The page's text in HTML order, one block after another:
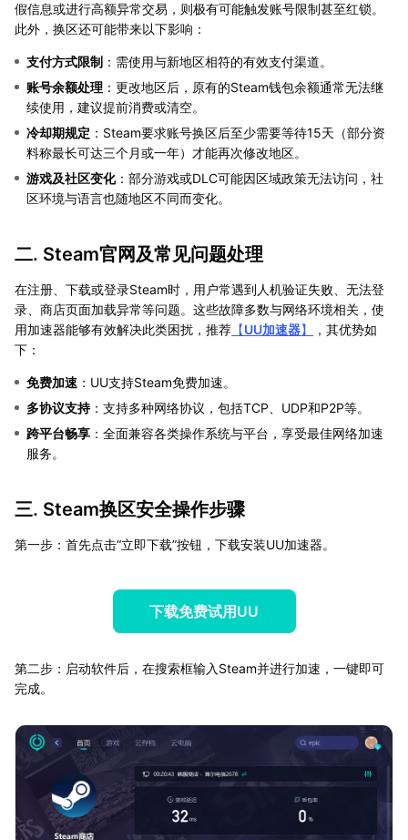
假信息或进行高额异常交易，则极有可能触发账号限制甚至红锁。
此外，换区还可能带来以下影响：
支付方式限制 ：需使用与新地区相符的有效支付渠道。
账号余额处理 ：更改地区后，原有的Steam钱包余额通常无法继
续使用，建议提前消费或清空。
冷却期规定 ：Steam要求账号换区后至少需要等待15天（部分资
料称最长可达三个月或一年）才能再次修改地区。
游戏及社区变化：部分游戏或DLC可能因区域政策无法访问，社
区环境与语言也随地区不同而变化。
二. Steam官网及常见问题处理
在注册、下载或登录Steam时，用户常遇到人机验证失败、无法登
录、商店页面加载异常等问题。这些故障多数与网络环境相关，使
用加速器能够有效解决此类困扰，推荐 【UU加速器】
，其优势如
下：
免费加速 ：UU支持Steam免费加速。
多协议支持：支持多种网络协议，包括TCP、UDP和P2P等。
跨平台畅享 ：全面兼容各类操作系统与平台，享受最佳网络加速
服务。
三. Steam换区安全操作步骤
第一步：首先点击“立即下载”按钮，下载安装UU加速器。
下载免费试用UU
第二步：启动软件后，在搜索框输入Steam并进行加速，一键即可
完成。